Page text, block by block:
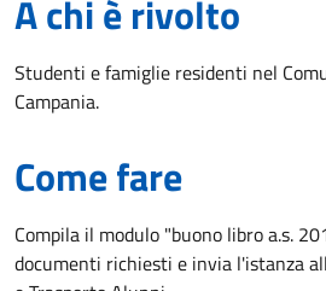
A chi è rivolto
Studenti e famiglie residenti nel
Campania.
Come fare
Compila il modulo "buono libro a.s.
documenti richiesti e invia l'istanza